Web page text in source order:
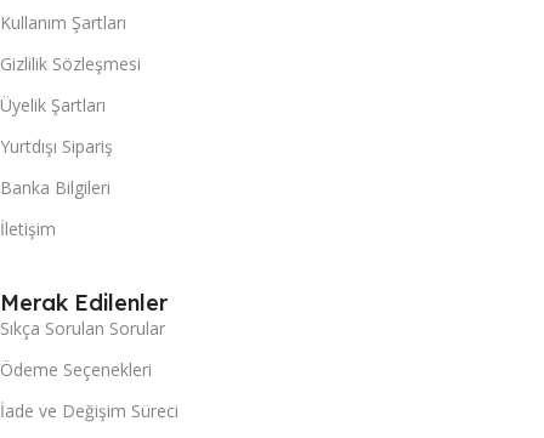
Kullanım Şartları
Gizlilik Sözleşmesi
Üyelik Şartları
Yurtdışı Sipariş
Banka Bilgileri
İletişim
Merak Edilenler
Sıkça Sorulan Sorular
Ödeme Seçenekleri
İade ve Değişim Süreci